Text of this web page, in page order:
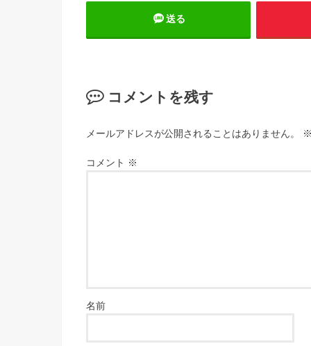
送る
コメントを残す
メールアドレスが公開されることはありません。
コメント ※
名前